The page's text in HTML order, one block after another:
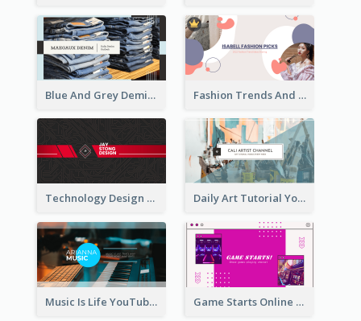
Blue And Grey Demin Photo Fashion Outlook YouTube Channel Art Fashion Trends And Picks YouTube Channel Art
Technology Design Personal YouTube Channel Art Daily Art Tutorial YouTube Channel Art
Music Is Life YouTube Channel Art Game Starts Online Games YouTube Channel Art